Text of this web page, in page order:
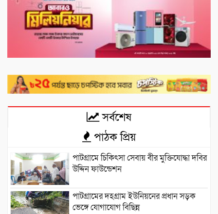
সর্বশেষ
পাঠক প্রিয়
পাটগ্রামে চিকিৎসা সেবায় বীর মুক্তিযোদ্ধা দবির
উদ্দিন ফাউন্ডেশন
পাটগ্রামের দহগ্রাম ইউনিয়নের প্রধান সড়ক
ভেঙ্গে যোগাযোগ বিছিন্ন